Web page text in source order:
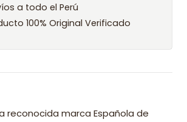
a todo el Perú
100% Original Verificado
reconocida marca Española de